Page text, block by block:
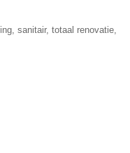
sanitair, totaal renovatie,